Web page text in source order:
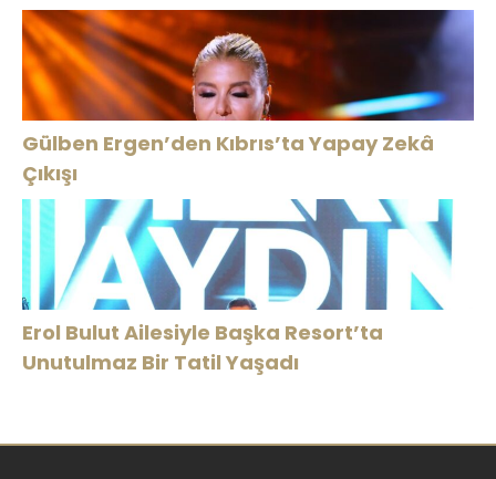
Gülben Ergen’den Kıbrıs’ta Yapay Zekâ
Çıkışı
Erol Bulut Ailesiyle Başka Resort’ta
Unutulmaz Bir Tatil Yaşadı